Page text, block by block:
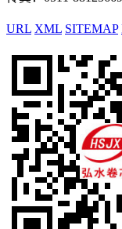
URL XML SITEMAP